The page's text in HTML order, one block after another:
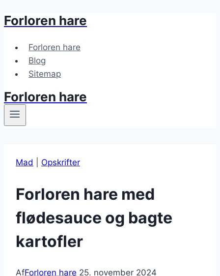
Fortsæt
indhold
Forloren hare
Forloren hare
Blog
Sitemap
Forloren hare
Mad Opskrifter
Forloren hare med
flødesauce og bagte
kartofler
AfForloren hare 25. november 2024